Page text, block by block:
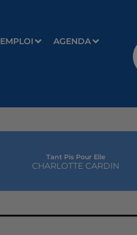
EMPLOI AGENDA
Tant Pis Pour Elle
CHARLOTTE CARDIN